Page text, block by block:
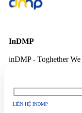
InDMP
inDMP - Toghether We
LIÊN HỆ INDMP